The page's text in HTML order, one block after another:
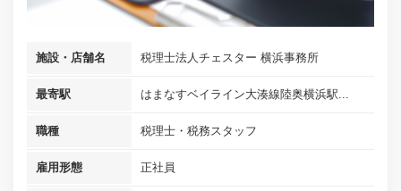
施設・店舗名 税理士法人チェスター 横浜事務所
最寄駅 はまなすベイライン大湊線陸奥横浜駅...
職種 税理士・税務スタッフ
雇用形態 正社員